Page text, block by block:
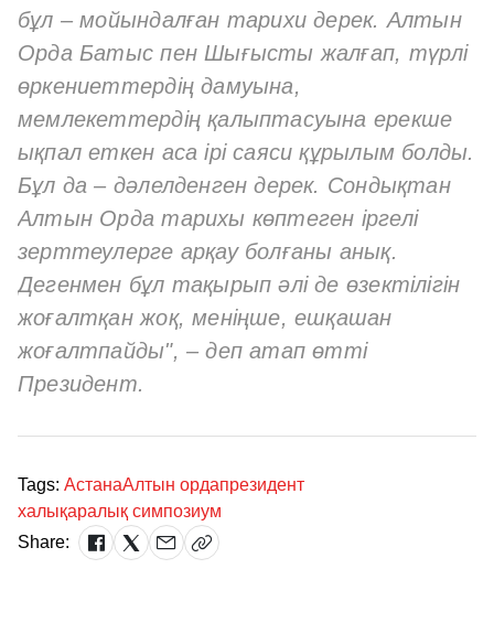
бұл – мойындалған тарихи дерек. Алтын
Орда Батыс пен Шығысты жалғап, түрлі
өркениеттердің дамуына,
мемлекеттердің қалыптасуына ерекше
ықпал еткен аса ірі саяси құрылым болды.
Бұл да – дәлелденген дерек. Сондықтан
Алтын Орда тарихы көптеген іргелі
зерттеулерге арқау болғаны анық.
Дегенмен бұл тақырып әлі де өзектілігін
жоғалтқан жоқ, меніңше, ешқашан
жоғалтпайды", – деп атап өтті
Президент.
Tags: АстанаАлтын ордапрезидент
халықаралық симпозиум
Share: